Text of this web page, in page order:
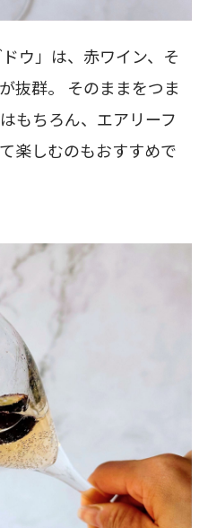
ウ」は、赤ワイン、そ
抜群。 そのままをつま
もちろん、エアリーフ
楽しむのもおすすめで